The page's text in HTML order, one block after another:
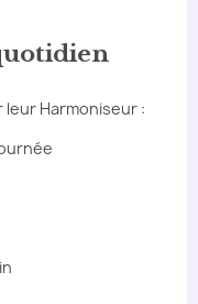
Harmoniseur :